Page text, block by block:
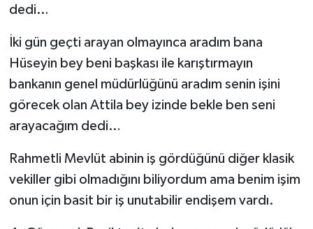
dedi…
İki gün geçti arayan olmayınca aradım bana
Hüseyin bey beni başkası ile karıştırmayın
bankanın genel müdürlüğünü aradım senin işini
görecek olan Attila bey izinde bekle ben seni
arayacağım dedi…
Rahmetli Mevlüt abinin iş gördüğünü diğer klasik
vekiller gibi olmadığını biliyordum ama benim işim
onun için basit bir iş unutabilir endişem vardı.